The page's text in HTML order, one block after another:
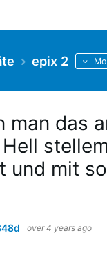
epix 2
man das
und mit
over 4 years ago